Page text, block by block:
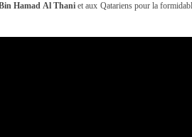
Hamad Al Thaniet aux Qatariens pour la